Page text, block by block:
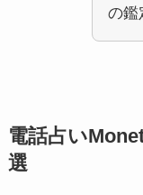
の鑑
電話占い
選